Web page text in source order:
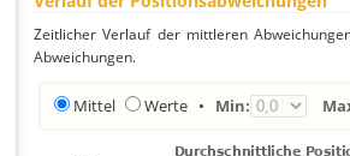
Zeitlicher Verlauf der mittleren
Abweichungen.
Mittel Werte • Min: